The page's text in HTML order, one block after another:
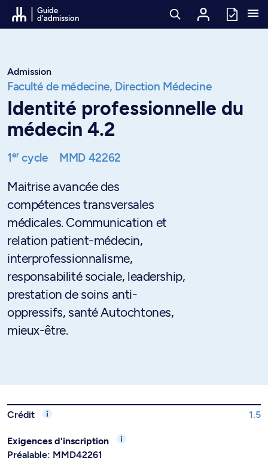
Passer au contenu
Guide
d'admission
Admission
Faculté de médecine, Direction Médecine
Identité professionnelle du
médecin 4.2
1ercycle MMD 42262
Maitrise avancée des
compétences transversales
médicales. Communication et
relation patient-médecin,
interprofessionnalisme,
responsabilité sociale, leadership,
prestation de soins anti-
oppressifs, santé Autochtones,
mieux-être.
Crédit 1.5
Exigences d'inscription
Préalable: MMD42261